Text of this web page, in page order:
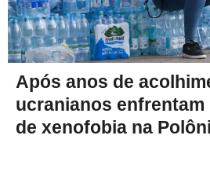
Após anos de
ucranianos enfrentam
de xenofobia na